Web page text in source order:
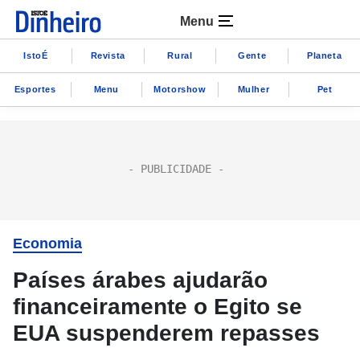
Menu
IstoÉ Revista Rural Gente Planeta
Esportes Menu Motorshow Mulher Pet
Economia
Países árabes ajudarão
financeiramente o Egito se
EUA suspenderem repasses